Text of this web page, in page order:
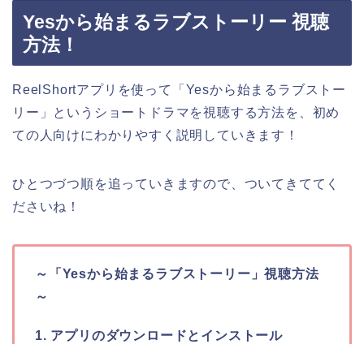
Yesから始まるラブストーリー 視聴
方法！
ReelShortアプリを使って
「Yesから始まるラブストー
リー」 というショートドラマを視聴する方法を、初め
ての人向けにわかりやすく説明していきます！
ひとつづつ順を追っていきますので、ついてきててく
ださいね！
～ 「Yesから始まるラブストーリー」視聴方法
～
1. アプリのダウンロードとインストール